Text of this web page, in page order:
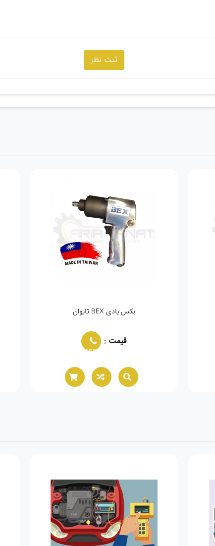
بکس بادی BEX تایوان
قیمت :
02166021944